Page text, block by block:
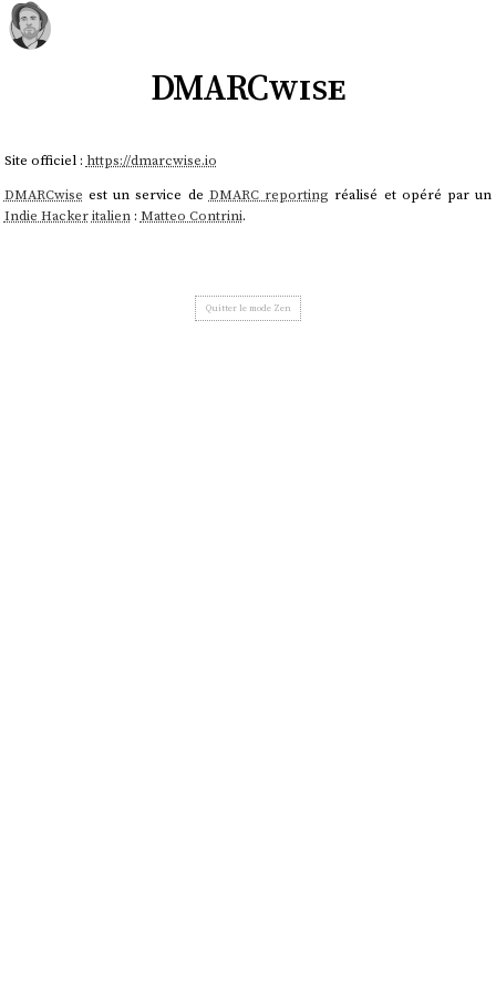
DMARCwise
Site officiel : https://dmarcwise.io
DMARCwise est un service de DMARC reporting réalisé et opéré par un
Indie Hackeritalien: Matteo Contrini.
Quitter le mode Zen